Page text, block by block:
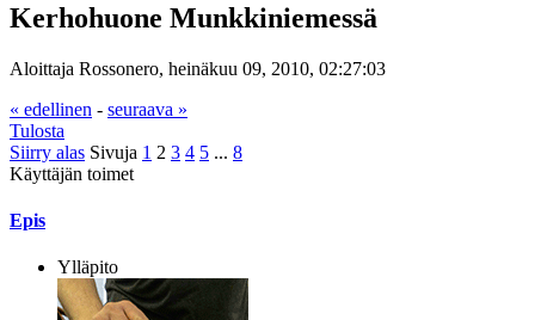
Kerhohuone Munkkiniemessä
Aloittaja Rossonero, heinäkuu 09, 2010, 02:27:03
« edellinen - seuraava »
Tulosta
Siirry alas Sivuja 1 2 3 4 5 ... 8
Käyttäjän toimet
Epis
Ylläpito